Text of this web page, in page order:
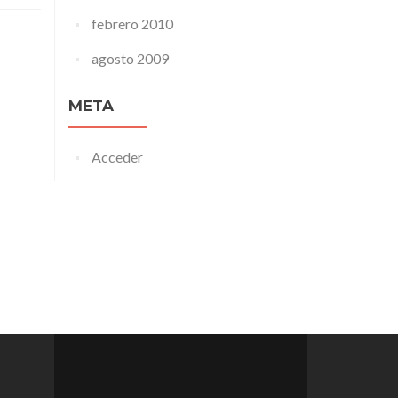
febrero 2010
agosto 2009
META
Acceder